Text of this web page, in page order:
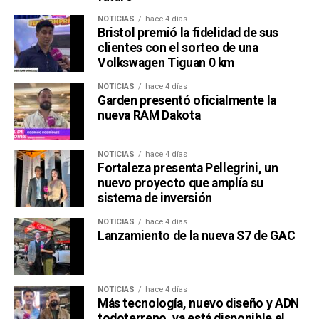
NOTICIAS hace 4 días
Bristol premió la fidelidad de sus
clientes con el sorteo de una
Volkswagen Tiguan 0 km
NOTICIAS hace 4 días
Garden presentó oficialmente la
nueva RAM Dakota
NOTICIAS hace 4 días
Fortaleza presenta Pellegrini, un
nuevo proyecto que amplía su
sistema de inversión
NOTICIAS hace 4 días
Lanzamiento de la nueva S7 de GAC
NOTICIAS hace 4 días
Más tecnología, nuevo diseño y ADN